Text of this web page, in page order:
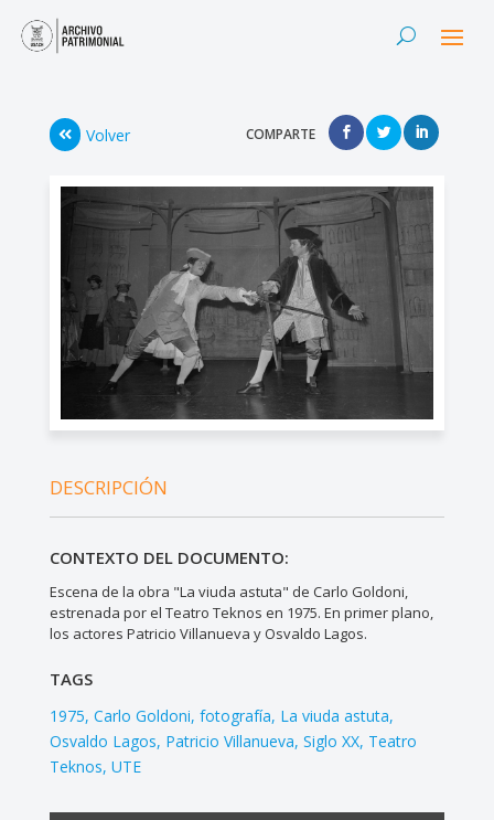
Volver COMPARTE
DESCRIPCIÓN
CONTEXTO DEL DOCUMENTO:
Escena de la obra "La viuda astuta" de Carlo Goldoni,
estrenada por el Teatro Teknos en 1975. En primer plano,
los actores Patricio Villanueva y Osvaldo Lagos.
TAGS
1975 Carlo Goldoni fotografía La viuda astuta
Osvaldo Lagos Patricio Villanueva Siglo XX Teatro
Teknos UTE